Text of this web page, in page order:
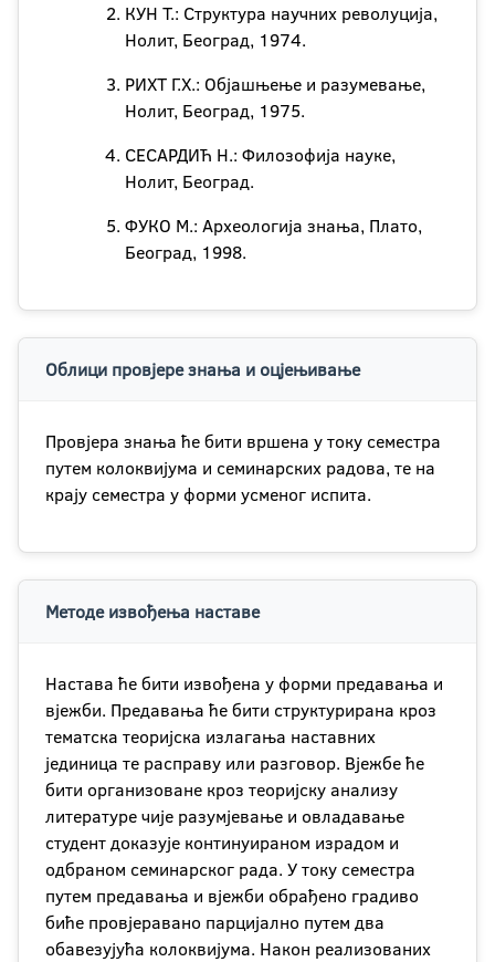
КУН Т.: Структура научних револуција,
Нолит, Београд, 1974.
РИХТ Г.Х.: Објашњење и разумевање,
Нолит, Београд, 1975.
СЕСАРДИЋ Н.: Филозофија науке,
Нолит, Београд.
ФУКО М.: Археологија знања, Плато,
Београд, 1998.
Облици провјере знања и оцјењивање
Провјера знања ће бити вршена у току семестра
путем колоквијума и семинарских радова, те на
крају семестра у форми усменог испита.
Методе извођења наставе
Настава ће бити извођена у форми предавања и
вјежби. Предавања ће бити структурирана кроз
тематска теоријска излагања наставних
јединица те расправу или разговор. Вјежбе ће
бити организоване кроз теоријску анализу
литературе чије разумјевање и овладавање
студент доказује континуираном израдом и
одбраном семинарског рада. У току семестра
путем предавања и вјежби обрађено градиво
биће провјеравано парцијално путем два
обавезујућа колоквијума. Након реализованих